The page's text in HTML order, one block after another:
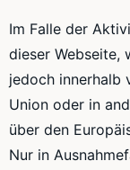
Im Falle der
dieser Webseite,
jedoch innerhalb
Union oder in
über den
Nur in